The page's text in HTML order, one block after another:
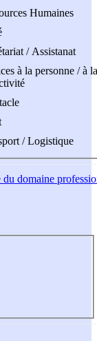
Humaines
/ Assistanat
à la personne / à la
/ Logistique
domaine